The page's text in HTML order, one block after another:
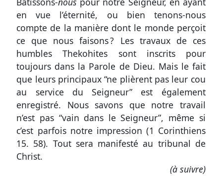
en vue l’éternité, ou bien tenons-nous
compte de la manière dont le monde perçoit
ce que nous faisons ? Les travaux de ces
humbles Thekohites sont inscrits pour
toujours dans la Parole de Dieu. Mais le fait
que leurs principaux “ne plièrent pas leur cou
au service du Seigneur” est également
enregistré. Nous savons que notre travail
n’est pas “vain dans le Seigneur”, même si
c’est parfois notre impression (1 Corinthiens
15. 58). Tout sera manifesté au tribunal de
Christ.
(à suivre)